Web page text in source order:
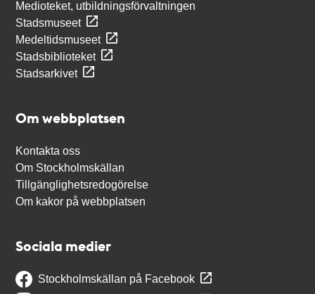
Medioteket, utbildningsförvaltningen
Stadsmuseet
Medeltidsmuseet
Stadsbiblioteket
Stadsarkivet
Om webbplatsen
Kontakta oss
Om Stockholmskällan
Tillgänglighetsredogörelse
Om kakor på webbplatsen
Sociala medier
Stockholmskällan på Facebook